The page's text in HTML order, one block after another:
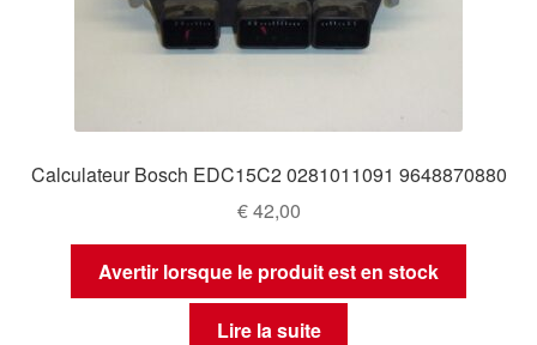
Calculateur Bosch EDC15C2 0281011091 9648870880
€42,00
Avertir lorsque le produit est en stock
Lire la suite